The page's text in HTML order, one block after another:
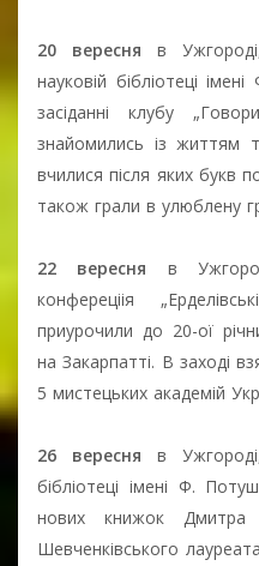
20 вересня в
науковій бібліотеці
засіданні клубу
знайомились із життям
вчилися після яких букв
також грали в улюблену
22 вересня в
конфереціія
приурочили до 20-ої
на Закарпатті. В заході
5 мистецьких академій
26 вересня в
бібліотеці імені Ф.
нових книжок
Шевченківського